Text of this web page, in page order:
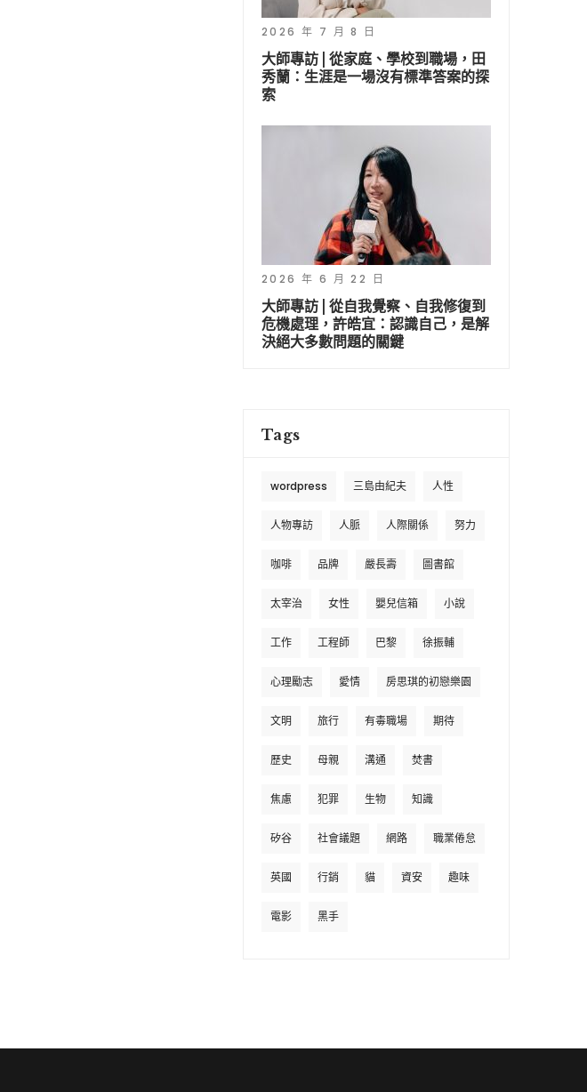
2026 年 7 月 8 日
大師專訪 | 從家庭、學校到職場，田
秀蘭：生涯是一場沒有標準答案的探
索
2026 年 6 月 22 日
大師專訪 | 從自我覺察、自我修復到
危機處理，許皓宜：認識自己，是解
決絕大多數問題的關鍵
Tags
wordpress 三島由紀夫 人性
人物專訪 人脈 人際關係 努力
咖啡 品牌 嚴長壽 圖書館
太宰治 女性 嬰兒信箱 小說
工作 工程師 巴黎 徐振輔
心理勵志 愛情 房思琪的初戀樂園
文明 旅行 有毒職場 期待
歷史 母親 溝通 焚書
焦慮 犯罪 生物 知識
矽谷 社會議題 網路 職業倦怠
英國 行銷 貓 資安 趣味
電影 黑手